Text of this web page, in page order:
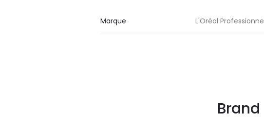
Marque L'Oréal
Brand